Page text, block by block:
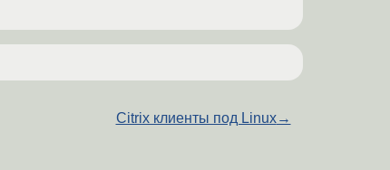
Citrix клиенты под Linux→